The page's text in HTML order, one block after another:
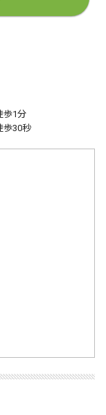
歩1分
歩30秒